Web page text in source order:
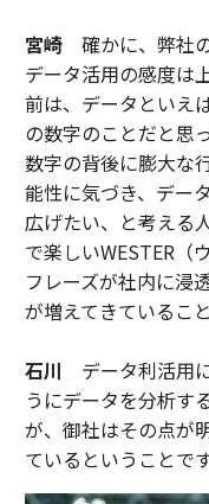
宮崎 確かに、弊社
データ活用の感度は
前は、データといえ
の数字のことだと思
数字の背後に膨大な
能性に気づき、デー
広げたい、と考える
で楽しいWESTER（
フレーズが社内に浸
が増えてきているこ
石川 データ利活用
うにデータを分析す
が、御社はその点が
ているということで